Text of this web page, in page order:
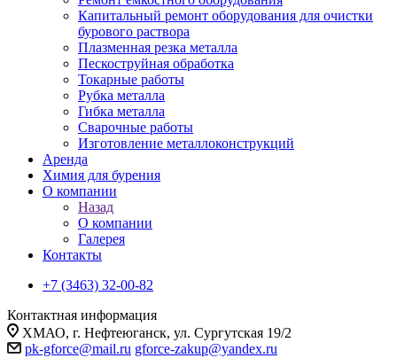
Капитальный ремонт оборудования для очистки
бурового раствора
Плазменная резка металла
Пескоструйная обработка
Токарные работы
Рубка металла
Гибка металла
Сварочные работы
Изготовление металлоконструкций
Аренда
Химия для бурения
О компании
Назад
О компании
Галерея
Контакты
+7 (3463) 32-00-82
Контактная информация
ХМАО, г. Нефтеюганск, ул. Сургутская 19/2
pk-gforce@mail.ru gforce-zakup@yandex.ru